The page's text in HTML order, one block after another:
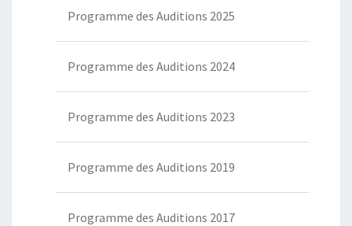
Programme des Auditions 2025
Programme des Auditions 2024
Programme des Auditions 2023
Programme des Auditions 2019
Programme des Auditions 2017